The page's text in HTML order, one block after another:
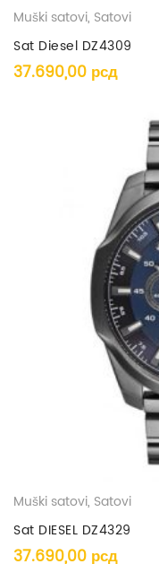
Muški satovi, Satovi
Sat Diesel DZ4309
37.690,00 рсд
Muški satovi, Satovi
Sat DIESEL DZ4329
37.690,00 рсд